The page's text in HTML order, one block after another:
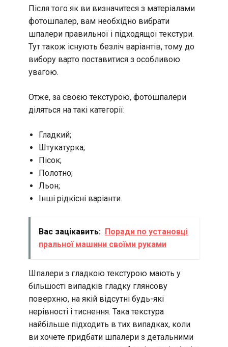
Після того як ви визначитеся з матеріалами
фотошпалер, вам необхідно вибрати
шпалери правильної і підходящої текстури.
Тут також існують безліч варіантів, тому до
вибору варто поставитися з особливою
увагою.
Отже, за своєю текстурою, фотошпалери
діляться на такі категорії:
Гладкий;
Штукатурка;
Пісок;
Полотно;
Льон;
Інші рідкісні варіанти.
Вас зацікавить: Поради по установці
пральної машини своїми руками
Шпалери з гладкою текстурою мають у
більшості випадків гладку глянсову
поверхню, на якій відсутні будь-які
нерівності і тиснення. Така текстура
найбільше підходить в тих випадках, коли
ви хочете придбати шпалери з детальними